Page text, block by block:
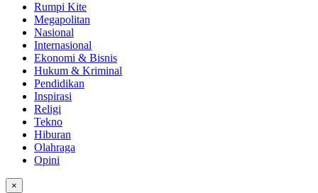
Rumpi Kite
Megapolitan
Nasional
Internasional
Ekonomi & Bisnis
Hukum & Kriminal
Pendidikan
Inspirasi
Religi
Tekno
Hiburan
Olahraga
Opini
×